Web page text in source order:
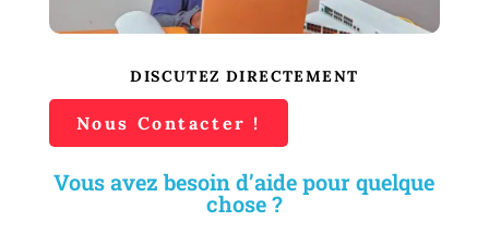
DISCUTEZ DIRECTEMENT
Nous Contacter !
Vous avez besoin d’aide pour quelque
chose ?